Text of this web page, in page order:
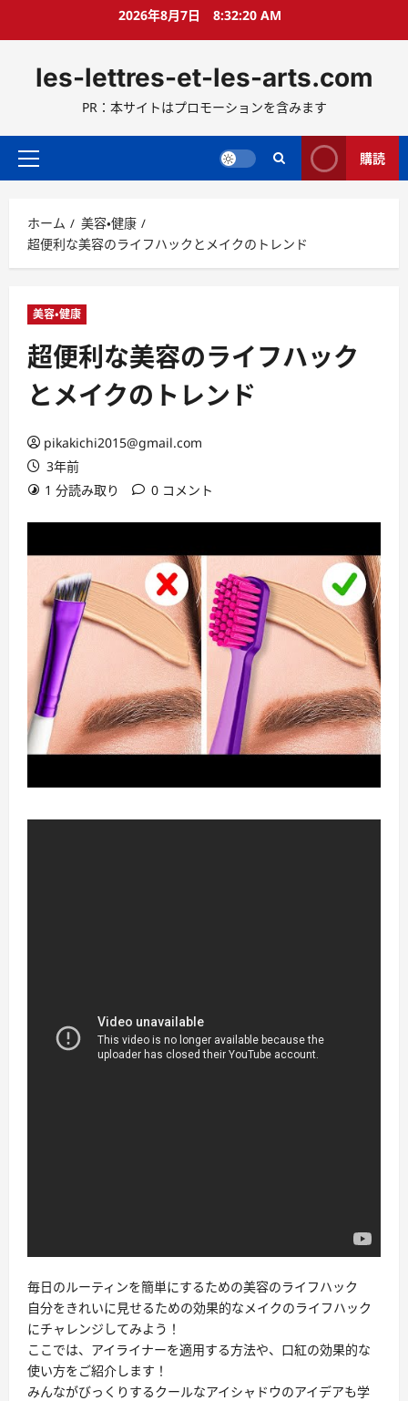
ス
ッ
2026年8月7日 8:32:21 AM
les-lettres-et-les-arts.com
PR：本サイトはプロモーションを含みます
メ
メ
ニ
ュ
購読
ホーム
美容・健康
超便利な美容のライフハックとメイクのトレンド
美容・健康
超便利な美容のライフハック
とメイクのトレンド
pikakichi2015@gmail.com
3年前
1 分読み取り
0 コメント
毎日のルーティンを簡単にするための美容のライフハック
自分をきれいに見せるための効果的なメイクのライフハック
にチャレンジしてみよう！
ここでは、アイライナーを適用する方法や、口紅の効果的な
使い方をご紹介します！
みんながびっくりするクールなアイシャドウのアイデアも学